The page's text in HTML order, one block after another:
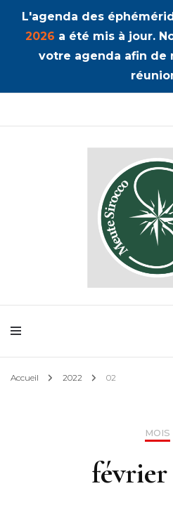
L'agenda des
2026 a été mis à jour.
votre agenda afin de
Sirocco
50ème Unité Reine Astrid
Accueil 2022 02
MOIS
février